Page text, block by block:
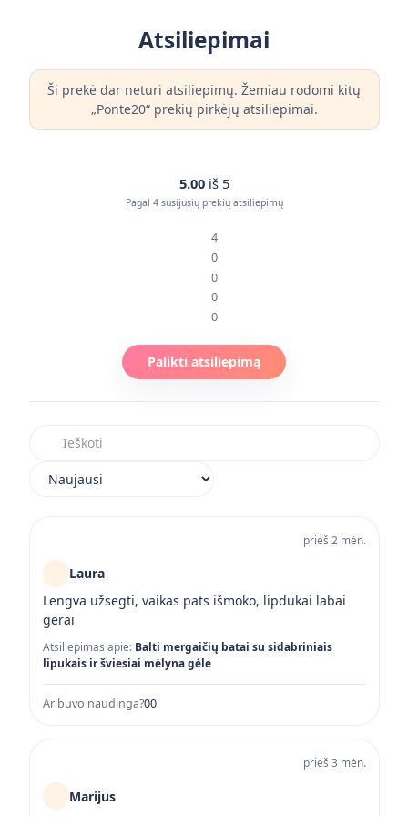
Atsiliepimai
Ši prekė dar neturi atsiliepimų. Žemiau rodomi kitų
„Ponte20“ prekių pirkėjų atsiliepimai.
5.00 iš 5
Pagal 4 susijusių prekių atsiliepimų
4
0
0
0
0
Palikti atsiliepimą
Ieškoti atsiliepimuose
prieš 2 mėn.
Laura
Lengva užsegti, vaikas pats išmoko, lipdukai labai
gerai
Atsiliepimas apie: Balti mergaičių batai su sidabriniais
lipukais ir šviesiai mėlyna gėle
Ar buvo naudinga?00
prieš 3 mėn.
Marijus